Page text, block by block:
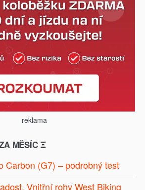
reklama
MĚSÍC Ξ
Carbon (G7) – podrobný test
Vnitřní rohy West Biking